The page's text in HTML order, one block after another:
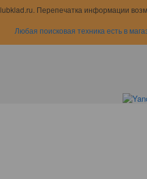
Перепечатка информации
Любая поисковая техника есть в